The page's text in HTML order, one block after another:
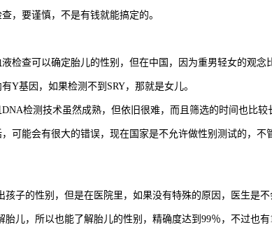
要谨慎，不是有钱就能搞定的。
可以确定胎儿的性别，但在中国，因为重男轻女的观念
基因，如果检测不到SRY，那就是女儿。
检测技术虽然成熟，但依旧很难，而且筛选的时间也比较
能会有很大的错误，现在国家是不允许做性别测试的，不
的性别，但是在医院里，如果没有特殊的原因，医生是不
，所以也能了解胎儿的性别，精确度达到99％，不过也有1